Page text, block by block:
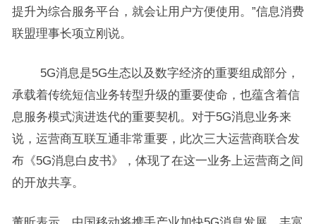
提升为综合服务平台，就会让用户方便使用。”信息消费
联盟理事长项立刚说。
5G消息是5G生态以及数字经济的重要组成部分，
承载着传统短信业务转型升级的重要使命，也蕴含着信
息服务模式演进迭代的重要契机。对于5G消息业务来
说，运营商互联互通非常重要，此次三大运营商联合发
布《5G消息白皮书》，体现了在这一业务上运营商之间
的开放共享。